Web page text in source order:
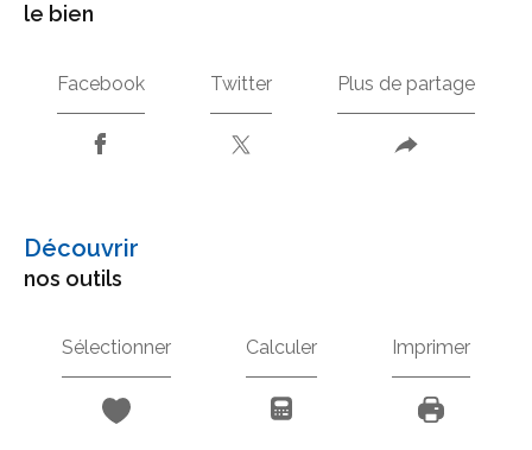
le bien
Facebook Twitter Plus de partage
découvrir
nos outils
Sélectionner Calculer Imprimer